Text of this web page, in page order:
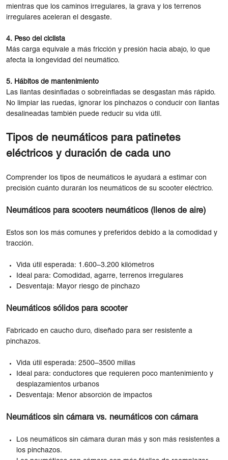
mientras que los caminos irregulares, la grava y los terrenos
irregulares aceleran el desgaste.
4. Peso del ciclista
Más carga equivale a más fricción y presión hacia abajo, lo que
afecta la longevidad del neumático.
5. Hábitos de mantenimiento
Las llantas desinfladas o sobreinfladas se desgastan más rápido.
No limpiar las ruedas, ignorar los pinchazos o conducir con llantas
desalineadas también puede reducir su vida útil.
Tipos de neumáticos para patinetes
eléctricos y duración de cada uno
Comprender los tipos de neumáticos le ayudará a estimar con
precisión cuánto durarán los neumáticos de su scooter eléctrico.
Neumáticos para scooters neumáticos (llenos de aire)
Estos son los más comunes y preferidos debido a la comodidad y
tracción.
Vida útil esperada: 1.600–3.200 kilómetros
Ideal para: Comodidad, agarre, terrenos irregulares
Desventaja: Mayor riesgo de pinchazo
Neumáticos sólidos para scooter
Fabricado en caucho duro, diseñado para ser resistente a
pinchazos.
Vida útil esperada: 2500–3500 millas
Ideal para: conductores que requieren poco mantenimiento y
desplazamientos urbanos
Desventaja: Menor absorción de impactos
Neumáticos sin cámara vs. neumáticos con cámara
Los neumáticos sin cámara duran más y son más resistentes a
los pinchazos.